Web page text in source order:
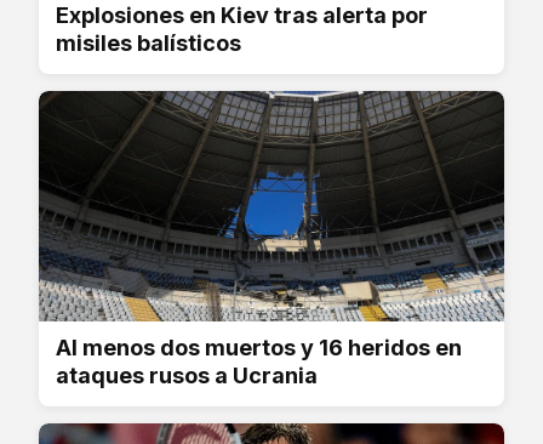
Explosiones en Kiev tras alerta por
misiles balísticos
Al menos dos muertos y 16 heridos en
ataques rusos a Ucrania